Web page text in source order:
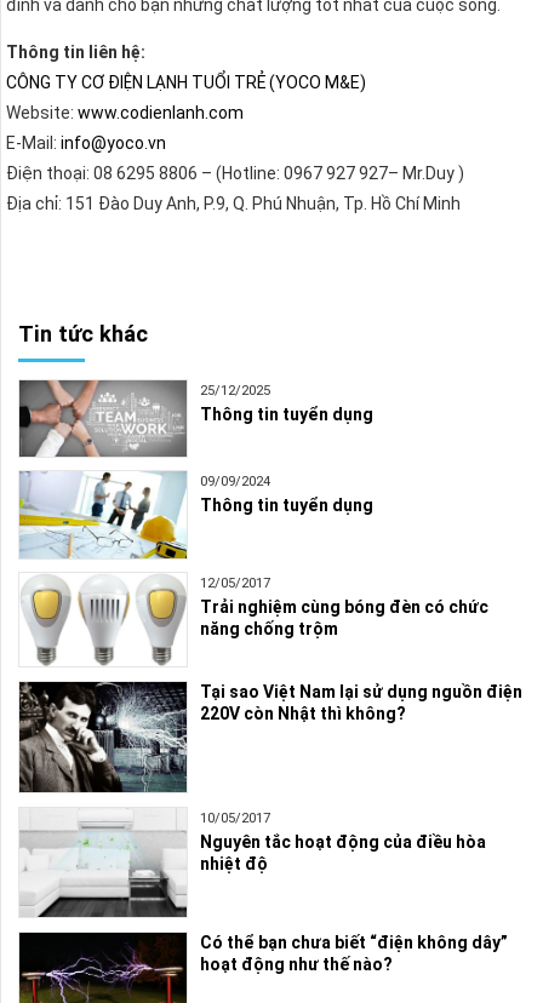
đình và dành cho bạn những chất lượng tốt nhất của cuộc sống.
Thông tin liên hệ:
CÔNG TY CƠ ĐIỆN LẠNH TUỔI TRẺ (YOCO M&E)
Website: www.codienlanh.com
E-Mail: info@yoco.vn
Điện thoại: 08 6295 8806 – (Hotline: 0967 927 927– Mr.Duy )
Địa chỉ: 151 Đào Duy Anh, P.9, Q. Phú Nhuận, Tp. Hồ Chí Minh
Tin tức khác
25/12/2025
Thông tin tuyển dụng
09/09/2024
Thông tin tuyển dụng
12/05/2017
Trải nghiệm cùng bóng đèn có chức
năng chống trộm
Tại sao Việt Nam lại sử dụng nguồn điện
220V còn Nhật thì không?
10/05/2017
Nguyên tắc hoạt động của điều hòa
nhiệt độ
Có thể bạn chưa biết “điện không dây”
hoạt động như thế nào?